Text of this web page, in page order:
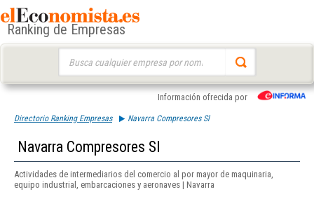
Ranking de Empresas
Información ofrecida por
Directorio Ranking Empresas Navarra Compresores Sl
Navarra Compresores Sl
Actividades de intermediarios del comercio al por mayor de maquinaria,
equipo industrial, embarcaciones y aeronaves | Navarra